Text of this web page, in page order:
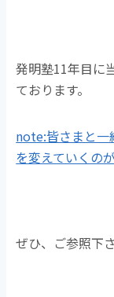
発明塾11年目に
ております。
note:皆さまと一
を変えていくの
ぜひ、ご参照下